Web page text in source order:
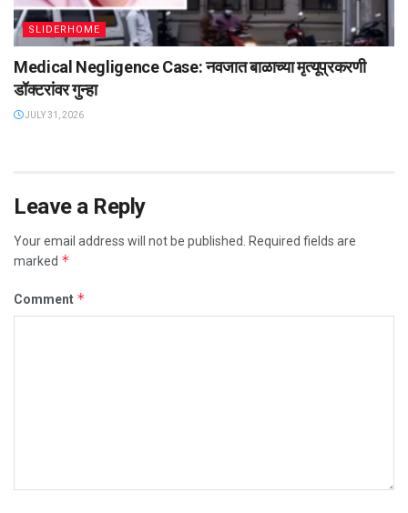
SLIDERHOME
Medical Negligence Case: नवजात बाळाच्या मृत्यूप्रकरणी
डॉक्टरांवर गुन्हा
JULY 31, 2026
Leave a Reply
Your email address will not be published. Required fields are
marked *
Comment *